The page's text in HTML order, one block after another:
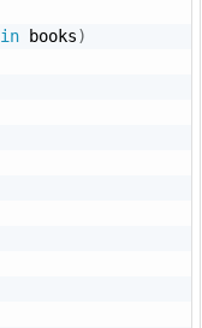
in books)